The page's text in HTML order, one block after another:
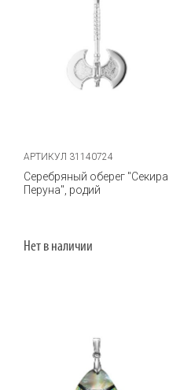
АРТИКУЛ 31140724
Серебряный оберег "Секира
Перуна", родий
Нет в наличии